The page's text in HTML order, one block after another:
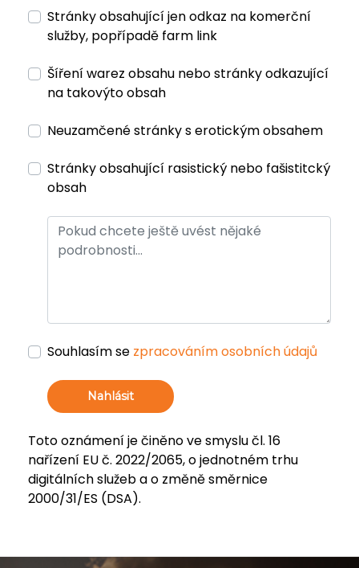
Stránky obsahující jen odkaz na komerční
služby, popřípadě farm link
Šíření warez obsahu nebo stránky odkazující
na takovýto obsah
Neuzamčené stránky s erotickým obsahem
Stránky obsahující rasistický nebo fašistitcký
obsah
Souhlasím se zpracováním osobních údajů
Nahlásit
Toto oznámení je činěno ve smyslu čl. 16
nařízení EU č. 2022/2065, o jednotném trhu
digitálních služeb a o změně směrnice
2000/31/ES (DSA).